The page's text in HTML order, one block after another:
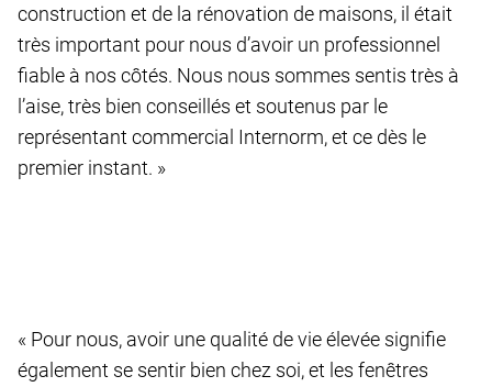
construction et de la rénovation de maisons, il était
très important pour nous d’avoir un professionnel
fiable à nos côtés. Nous nous sommes sentis très à
l’aise, très bien conseillés et soutenus par le
représentant commercial Internorm, et ce dès le
premier instant. »
« Pour nous, avoir une qualité de vie élevée signifie
également se sentir bien chez soi, et les fenêtres